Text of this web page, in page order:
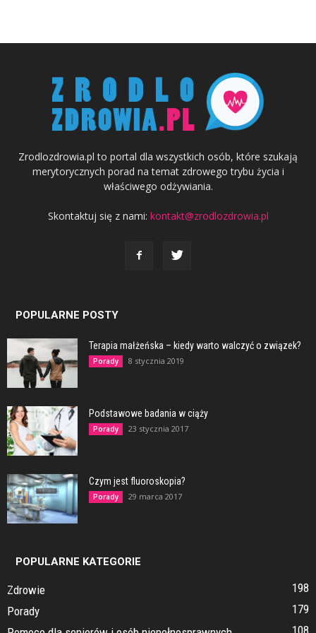
Zrodlozdrowia.pl to portal dla wszystkich osób, które szukają
merytorycznych porad na temat zdrowego trybu życia i
właściwego odżywiania.
Skontaktuj się z nami: kontakt@zrodlozdrowia.pl
POPULARNE POSTY
Terapia małżeńska – kiedy warto walczyć o związek?
Porady 8 stycznia 2019
Podstawowe badania w ciąży
Porady 23 stycznia 2017
Czym jest fluoroskopia?
Porady 29 marca 2017
POPULARNE KATEGORIE
Zdrowie
198
Porady
179
108